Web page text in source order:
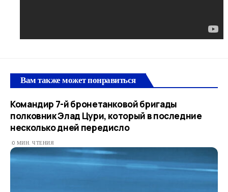
Вам также может понравиться
Командир 7-й бронетанковой бригады
полковник Элад Цури, который в последние
несколько дней передисло
0 МИН. ЧТЕНИЯ